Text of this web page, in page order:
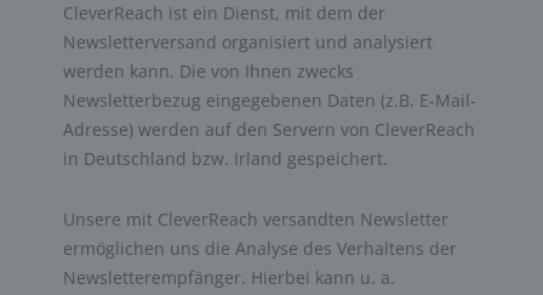
CleverReach ist ein Dienst, mit dem der
Newsletterversand organisiert und analysiert
werden kann. Die von Ihnen zwecks
Newsletterbezug eingegebenen Daten (z.B. E-Mail-
Adresse) werden auf den Servern von CleverReach
in Deutschland bzw. Irland gespeichert.
Unsere mit CleverReach versandten Newsletter
ermöglichen uns die Analyse des Verhaltens der
Newsletterempfänger. Hierbei kann u. a.